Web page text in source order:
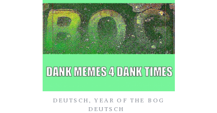
DEUTSCH ,YEAR OF THE BOG
DEUTSCH